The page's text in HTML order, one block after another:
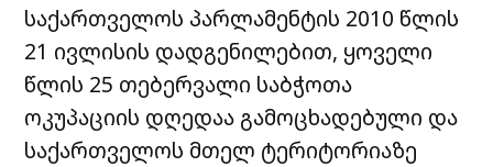
საქართველოს პარლამენტის 2010 წლის
21 ივლისის დადგენილებით, ყოველი
წლის 25 თებერვალი საბჭოთა
ოკუპაციის დღედაა გამოცხადებული და
საქართველოს მთელ ტერიტორიაზე